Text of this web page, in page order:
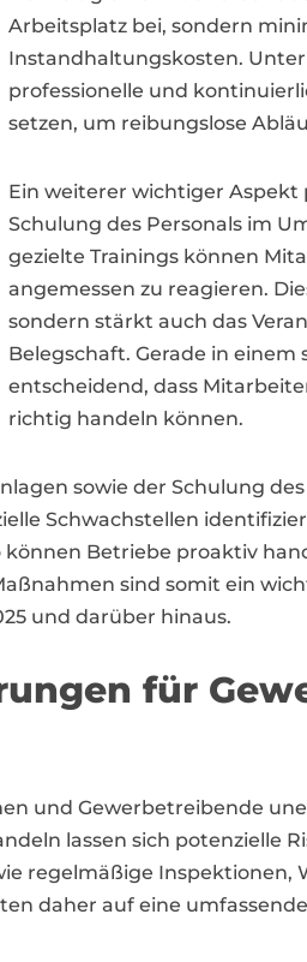
Arbeitsplatz bei, sondern
Instandhaltungskosten.
professionelle und
setzen, um reibungslose
Ein weiterer wichtiger Aspekt
Schulung des Personals im
gezielte Trainings können
angemessen zu reagieren.
sondern stärkt auch das
Belegschaft. Gerade in
entscheidend, dass
richtig handeln können.
sowie der Schulung
Schwachstellen
Betriebe proaktiv
sind somit ein
und darüber hinaus.
für
und Gewerbetreibende
lassen sich potenzielle
regelmäßige
daher auf eine